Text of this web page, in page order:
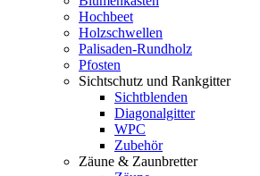
Hochbeet
Holzschwellen
Palisaden-Rundholz
Pfosten
Sichtschutz und Rankgitter
Sichtblenden
Diagonalgitter
WPC
Zubehör
Zäune & Zaunbretter